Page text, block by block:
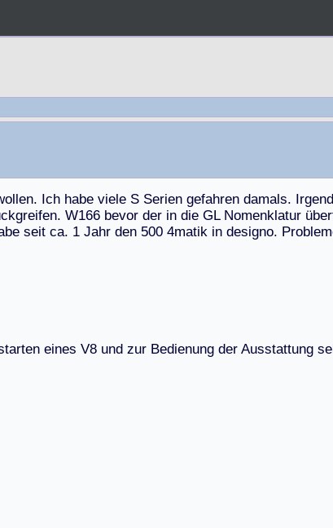
ollen. Ich habe viele S Serien gefahren damals. Irgend
ckgreifen. W166 bevor der in die GL Nomenklatur über
be seit ca. 1 Jahr den 500 4matik in designo. Problem
tarten eines V8 und zur Bedienung der Ausstattung se